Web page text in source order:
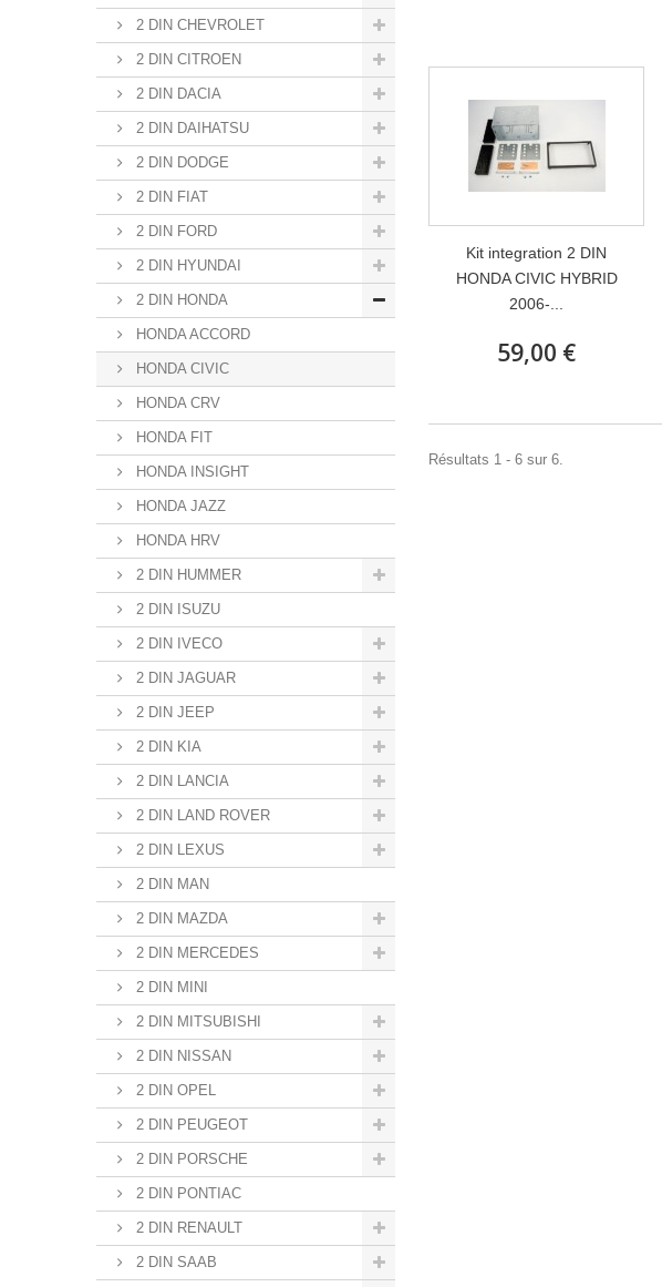
2 DIN CHEVROLET
2 DIN CITROEN
2 DIN DACIA
2 DIN DAIHATSU
2 DIN DODGE
2 DIN FIAT
2 DIN FORD
2 DIN HYUNDAI
2 DIN HONDA
HONDA ACCORD
HONDA CIVIC
HONDA CRV
HONDA FIT
HONDA INSIGHT
HONDA JAZZ
HONDA HRV
2 DIN HUMMER
2 DIN ISUZU
2 DIN IVECO
2 DIN JAGUAR
2 DIN JEEP
2 DIN KIA
2 DIN LANCIA
2 DIN LAND ROVER
2 DIN LEXUS
2 DIN MAN
2 DIN MAZDA
2 DIN MERCEDES
2 DIN MINI
2 DIN MITSUBISHI
2 DIN NISSAN
2 DIN OPEL
2 DIN PEUGEOT
2 DIN PORSCHE
2 DIN PONTIAC
2 DIN RENAULT
2 DIN SAAB
Kit integration 2 DIN
HONDA CIVIC HYBRID
2006-...
59,00 €
Résultats 1 - 6 sur 6.